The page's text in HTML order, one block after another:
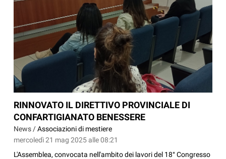
RINNOVATO IL DIRETTIVO PROVINCIALE DI
CONFARTIGIANATO BENESSERE
News /Associazioni di mestiere
mercoledì 21 mag 2025 alle 08:21
L'Assemblea, convocata nell'ambito dei lavori del 18° Congresso